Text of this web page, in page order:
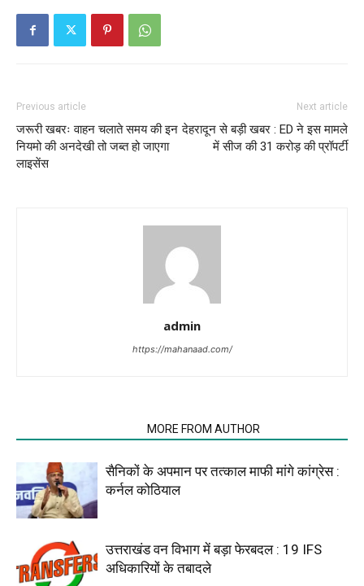
Previous article
जरूरी खबरः वाहन चलाते समय की इन
नियमो की अनदेखी तो जब्त हो जाएगा
लाइसेंस
Next article
देहरादून से बड़ी खबर : ED ने इस मामले
में सीज की 31 करोड़ की प्रॉपर्टी
admin
https://mahanaad.com/
MORE FROM AUTHOR
सैनिकों के अपमान पर तत्काल माफी मांगे कांग्रेस :
कर्नल कोठियाल
उत्तराखंड वन विभाग में बड़ा फेरबदल : 19 IFS
अधिकारियों के तबादले